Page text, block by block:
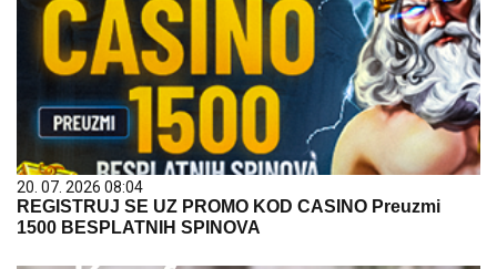
20. 07. 2026 08:04
REGISTRUJ SE UZ PROMO KOD CASINO Preuzmi
1500 BESPLATNIH SPINOVA